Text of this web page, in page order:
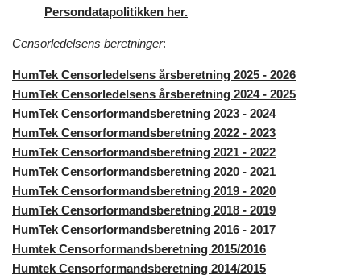
Persondatapolitikken her.
Censorledelsens beretninger:
HumTek Censorledelsens årsberetning 2025 - 2026
HumTek Censorledelsens årsberetning 2024 - 2025
HumTek Censorformandsberetning 2023 - 2024
HumTek Censorformandsberetning 2022 - 2023
HumTek Censorformandsberetning 2021 - 2022
HumTek Censorformandsberetning 2020 - 2021
HumTek Censorformandsberetning 2019 - 2020
HumTek Censorformandsberetning 2018 - 2019
HumTek Censorformandsberetning 2016 - 2017
Humtek Censorformandsberetning 2015/2016
Humtek Censorformandsberetning 2014/2015